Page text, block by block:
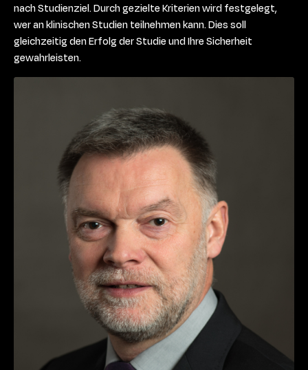
nach Studienziel. Durch gezielte Kriterien wird festgelegt,
wer an klinischen Studien teilnehmen kann. Dies soll
gleichzeitig den Erfolg der Studie und Ihre Sicherheit
gewahrleisten.